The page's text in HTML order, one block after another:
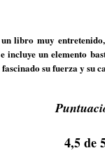
libro muy
incluye un elemento
su fuerza y su
4,5 de